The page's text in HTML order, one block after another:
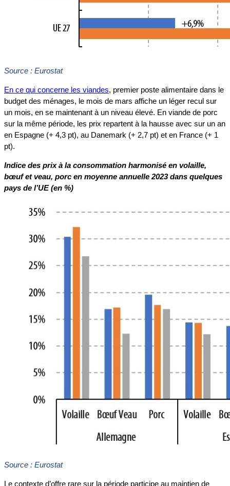
Source : Eurostat
En ce qui concerne les viandes, premier poste alimentaire dans le
budget des ménages, le mois de mars affiche un léger recul sur
un mois, en se maintenant à un niveau élevé. En viande de porc
sur la même période, les prix repartent à la hausse avec sur un an
en Espagne (+ 4,3 pt), au Danemark (+ 2,7 pt) et en France (+ 1
pt).
Indice des prix à la consommation harmonisé en volaille,
bœuf et veau, porc en moyenne annuelle 2023 dans quelques
pays de l’UE (en %)
Source : Eurostat
Le contexte d’offre rare sur la période participe au maintien de